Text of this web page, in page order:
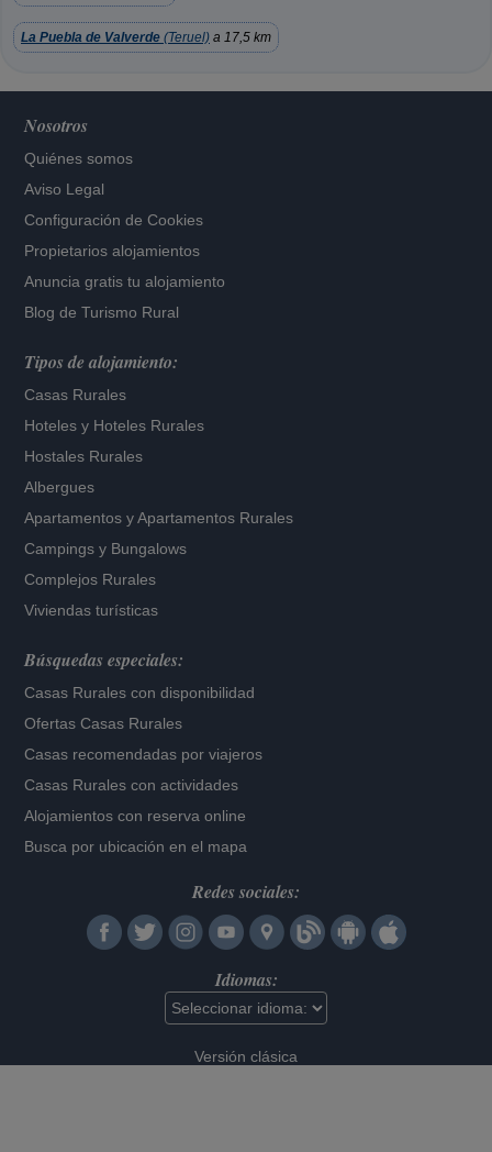
La Puebla de Valverde (Teruel) a 17,5 km
Nosotros
Quiénes somos
Aviso Legal
Configuración de Cookies
Propietarios alojamientos
Anuncia gratis tu alojamiento
Blog de Turismo Rural
Tipos de alojamiento:
Casas Rurales
Hoteles y Hoteles Rurales
Hostales Rurales
Albergues
Apartamentos yApartamentos Rurales
Campings y Bungalows
Complejos Rurales
Viviendas turísticas
Búsquedas especiales:
Casas Rurales con disponibilidad
Ofertas Casas Rurales
Casas recomendadas por viajeros
Casas Rurales con actividades
Alojamientos con reserva online
Busca por ubicación en el mapa
Redes sociales:
Idiomas:
Versión clásica